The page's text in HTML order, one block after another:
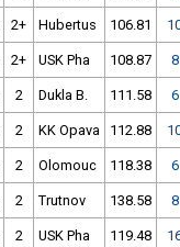
2+ Hubertus 106.81
2+ USK Pha 108.87 8
2 Dukla B. 111.58 6
2 KK Opava 112.88
2 Olomouc 118.38 6
2 Trutnov 138.58 8
2 USK Pha 119.48